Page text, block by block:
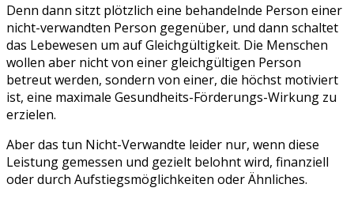
Denn dann sitzt plötzlich eine behandelnde Person einer
nicht-verwandten Person gegenüber, und dann schaltet
das Lebewesen um auf Gleichgültigkeit. Die Menschen
wollen aber nicht von einer gleichgültigen Person
betreut werden, sondern von einer, die höchst motiviert
ist, eine maximale Gesundheits-Förderungs-Wirkung zu
erzielen.
Aber das tun Nicht-Verwandte leider nur, wenn diese
Leistung gemessen und gezielt belohnt wird, finanziell
oder durch Aufstiegsmöglichkeiten oder Ähnliches.